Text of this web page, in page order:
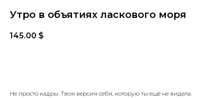
Утро в объятиях ласкового моря
145.00 $
Не просто кадры. Твоя версия себя, которую ты ещё не видела.